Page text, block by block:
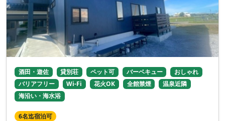
酒田・遊佐 貸別荘 ペット可 バーベキュー
おしゃれ
バリアフリー
Wi-Fi 花火OK 全館禁煙
温泉近隣
海沿い・海水浴
6名迄宿泊可